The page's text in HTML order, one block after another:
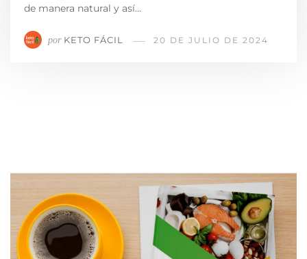
de manera natural y así…
por KETO FÁCIL 20 DE JULIO DE 2024